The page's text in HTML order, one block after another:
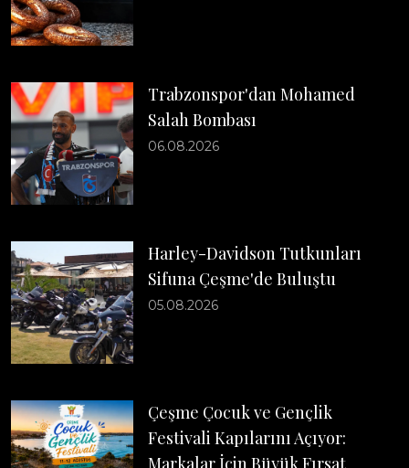
Trabzonspor'dan Mohamed
Salah Bombası
06.08.2026
Harley-Davidson Tutkunları
Sifuna Çeşme'de Buluştu
05.08.2026
Çeşme Çocuk ve Gençlik
Festivali Kapılarını Açıyor:
Markalar İçin Büyük Fırsat